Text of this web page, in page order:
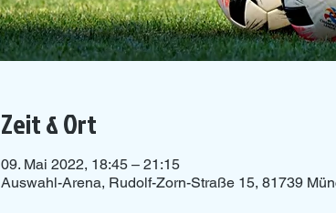
Zeit & Ort
09. Mai 2022, 18:45 – 21:15
Auswahl-Arena, Rudolf-Zorn-Straße 15, 81739